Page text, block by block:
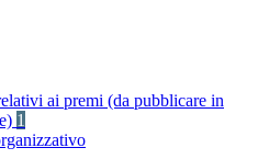
ai premi (da pubblicare in
1